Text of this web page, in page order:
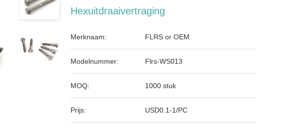
Hexuitdraaivertraging
Merknaam: FLRS or OEM
Modelnummer: Flrs-WS013
MOQ: 1000 stuk
Prijs: USD0.1-1/PC